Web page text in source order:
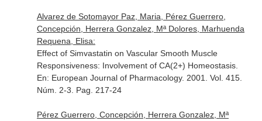
Alvarez de Sotomayor Paz, Maria, Pérez Guerrero,
Concepción, Herrera Gonzalez, Mª Dolores, Marhuenda
Requena, Elisa:
Effect of Simvastatin on Vascular Smooth Muscle
Responsiveness: Involvement of CA(2+) Homeostasis.
En: European Journal of Pharmacology. 2001. Vol. 415.
Núm. 2-3. Pag. 217-24
Pérez Guerrero, Concepción, Herrera Gonzalez, Mª